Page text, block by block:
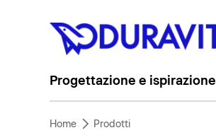
Progettazione e ispirazione
Home Prodotti